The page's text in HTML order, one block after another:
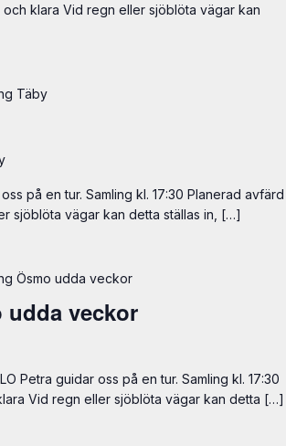
klara Vid regn eller sjöblöta vägar kan
Täby
på en tur. Samling kl. 17:30 Planerad avfärd
sjöblöta vägar kan detta ställas in, […]
Ösmo udda veckor
udda veckor
Petra guidar oss på en tur. Samling kl. 17:30
Vid regn eller sjöblöta vägar kan detta […]